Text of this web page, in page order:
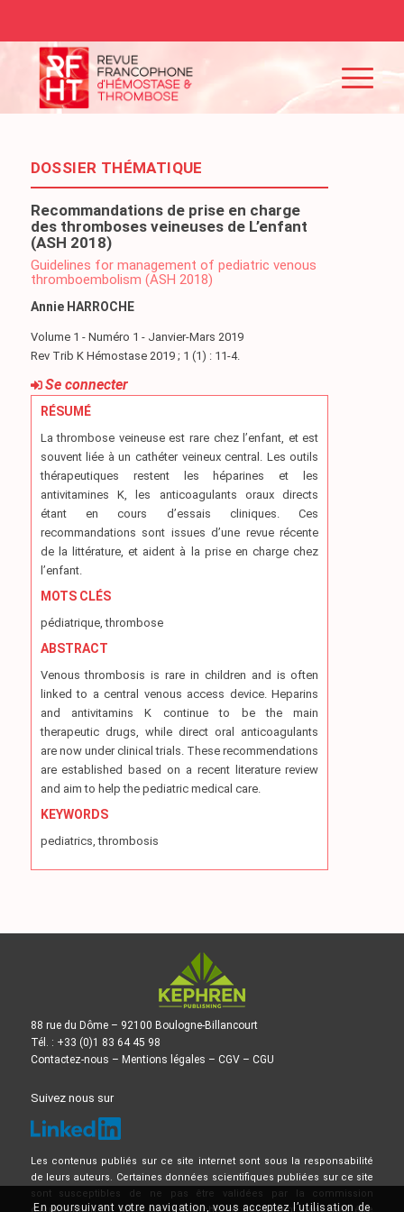
DOSSIER THÉMATIQUE
Recommandations de prise en charge
des thromboses veineuses de L’enfant
(ASH 2018)
Guidelines for management of pediatric venous
thromboembolism (ASH 2018)
Annie HARROCHE
Volume 1 - Numéro 1 - Janvier-Mars 2019
Rev Trib K Hémostase 2019 ; 1 (1) : 11-4.
Se connecter
RÉSUMÉ
La thrombose veineuse est rare chez l’enfant, et est
souvent liée à un cathéter veineux central. Les outils
thérapeutiques restent les héparines et les
antivitamines K, les anticoagulants oraux directs
étant en cours d’essais cliniques. Ces
recommandations sont issues d’une revue récente
de la littérature, et aident à la prise en charge chez
l’enfant.
MOTS CLÉS
pédiatrique, thrombose
ABSTRACT
Venous thrombosis is rare in children and is often
linked to a central venous access device. Heparins
and antivitamins K continue to be the main
therapeutic drugs, while direct oral anticoagulants
are now under clinical trials. These recommendations
are established based on a recent literature review
and aim to help the pediatric medical care.
KEYWORDS
pediatrics, thrombosis
88 rue du Dôme – 92100 Boulogne-Billancourt
Tél. : +33 (0)1 83 64 45 98
Contactez-nous – Mentions légales – CGV– CGU
Suivez nous sur
Les contenus publiés sur ce site internet sont sous la responsabilité
de leurs auteurs. Certaines données scientifiques publiées sur ce site
sont susceptibles de ne pas être validées par la commission
En poursuivant votre navigation, vous acceptez l’utilisation de